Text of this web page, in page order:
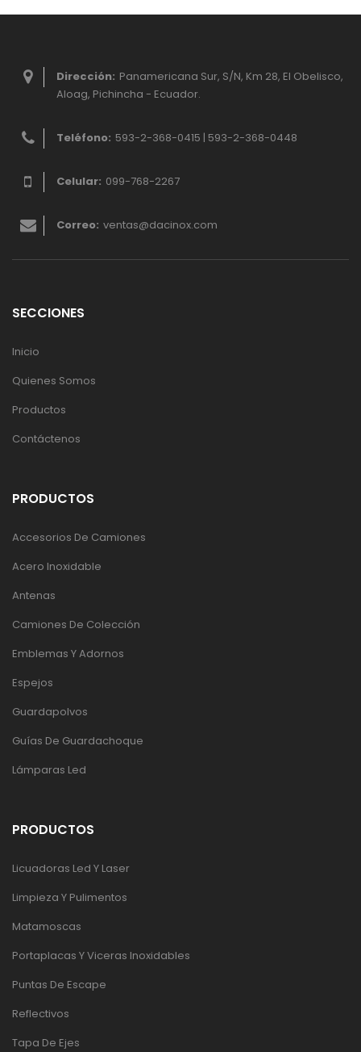
Dirección: Panamericana Sur, S/N, Km 28, El Obelisco,
Aloag, Pichincha - Ecuador.
Teléfono: 593-2-368-0415 | 593-2-368-0448
Celular: 099-768-2267
Correo: ventas@dacinox.com
SECCIONES
Inicio
Quienes Somos
Productos
Contáctenos
PRODUCTOS
Accesorios De Camiones
Acero Inoxidable
Antenas
Camiones De Colección
Emblemas Y Adornos
Espejos
Guardapolvos
Guías De Guardachoque
Lámparas Led
PRODUCTOS
Licuadoras Led Y Laser
Limpieza Y Pulimentos
Matamoscas
Portaplacas Y Viceras Inoxidables
Puntas De Escape
Reflectivos
Tapa De Ejes